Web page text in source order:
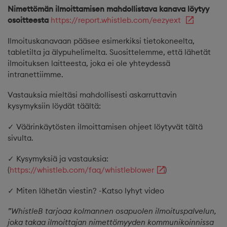
Nimettömän ilmoittamisen mahdollistava kanava löytyy
osoitteesta https://report.whistleb.com/eezyext
Ilmoituskanavaan pääsee esimerkiksi tietokoneelta,
tabletilta ja älypuhelimelta. Suosittelemme, että lähetät
ilmoituksen laitteesta, joka ei ole yhteydessä
intranettiimme.
Vastauksia mieltäsi mahdollisesti askarruttavin
kysymyksiin löydät täältä:
✓ Väärinkäytösten ilmoittamisen ohjeet löytyvät tältä
sivulta.
✓ Kysymyksiä ja vastauksia:
(https://whistleb.com/faq/whistleblower )
✓ Miten lähetän viestin? -Katso lyhyt video
”WhistleB tarjoaa kolmannen osapuolen ilmoituspalvelun,
joka takaa ilmoittajan nimettömyyden kommunikoinnissa